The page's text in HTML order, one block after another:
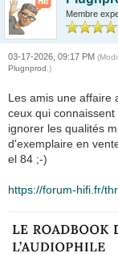
Membre
03-17-2026, 09:17 PM
Plugnprod.)
Les amis une affaire
ceux qui
ignorer les qualités
d'exemplaire en
el 84 ;-)
https://forum-hifi.fr/